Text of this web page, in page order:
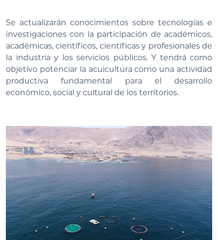
Se actualizarán conocimientos sobre tecnologías e
investigaciones con la participación de académicos,
académicas, científicos, científicas y profesionales de
la industria y los servicios públicos. Y tendrá como
objetivo potenciar la acuicultura como una actividad
productiva fundamental para el desarrollo
económico, social y cultural de los territorios.